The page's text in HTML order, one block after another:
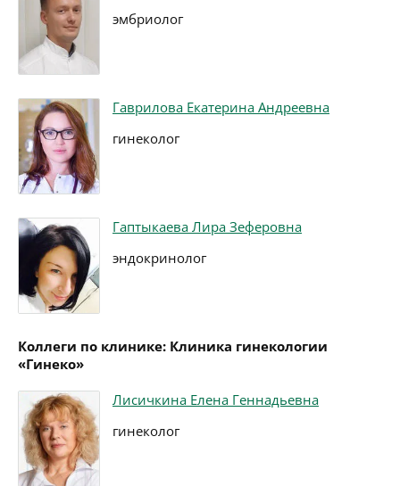
эмбриолог
Гаврилова Екатерина Андреевна
гинеколог
Гаптыкаева Лира Зеферовна
эндокринолог
Коллеги по клинике: Клиника гинекологии
«Гинеко»
Лисичкина Елена Геннадьевна
гинеколог